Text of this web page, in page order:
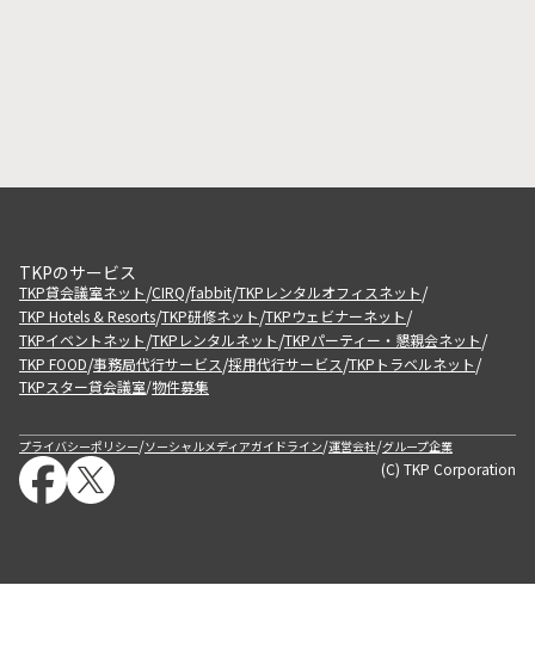
TKPのサービス
TKP貸会議室ネット/CIRQ/fabbit/TKPレンタルオフィスネット/
TKP Hotels & Resorts/TKP研修ネット/TKPウェビナーネット/
TKPイベントネット/TKPレンタルネット/TKPパーティー・懇親会ネット/
TKP FOOD/事務局代行サービス/採用代行サービス/TKPトラベルネット/
TKPスター貸会議室/物件募集
プライバシーポリシー/ソーシャルメディアガイドライン/運営会社/グループ企業
(C) TKP Corporation